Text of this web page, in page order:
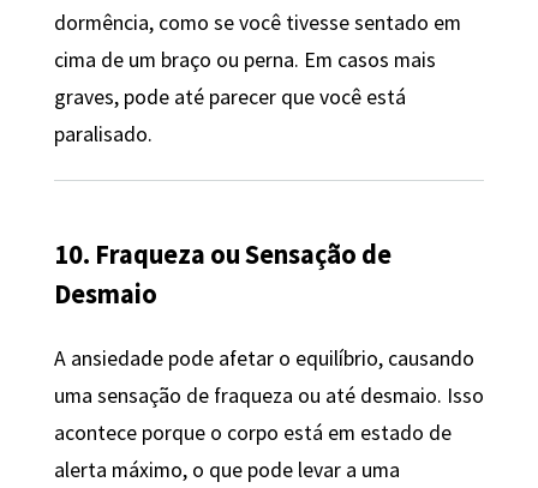
dormência, como se você tivesse sentado em
cima de um braço ou perna. Em casos mais
graves, pode até parecer que você está
paralisado.
10. Fraqueza ou Sensação de
Desmaio
A ansiedade pode afetar o equilíbrio, causando
uma sensação de fraqueza ou até desmaio. Isso
acontece porque o corpo está em estado de
alerta máximo, o que pode levar a uma